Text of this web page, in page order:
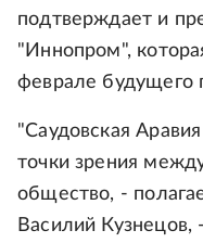
подтверждает и
"Иннопром",
феврале будущего
"Саудовская
точки зрения
общество, -
Василий Кузнецов,